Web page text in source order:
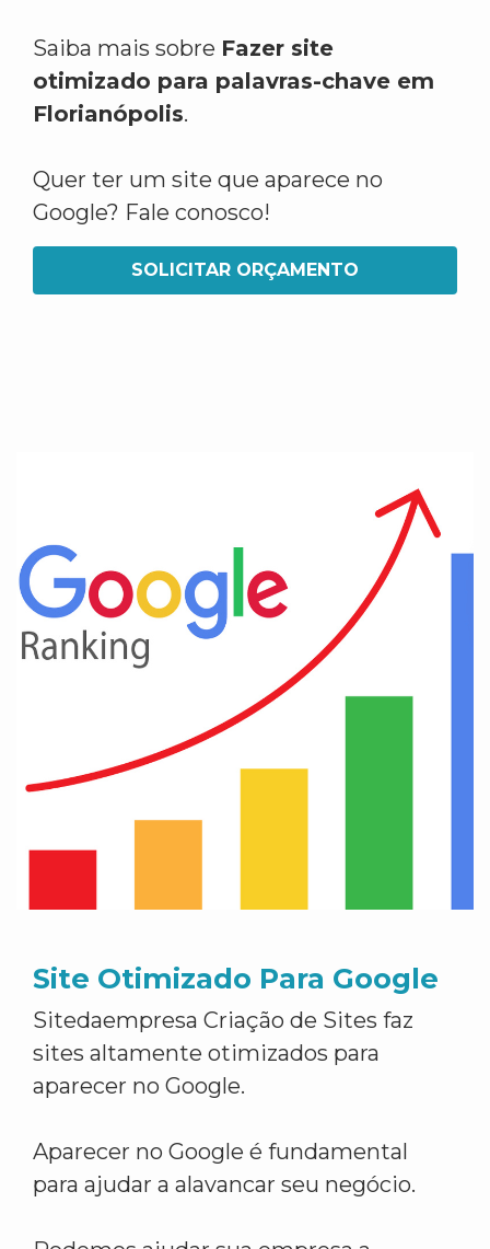
Saiba mais sobre Fazer site
otimizado para palavras-chave em
Florianópolis.
Quer ter um site que aparece no
Google? Fale conosco!
SOLICITAR ORÇAMENTO
Site Otimizado Para Google
Sitedaempresa Criação de Sites faz
sites altamente otimizados para
aparecer no Google.
Aparecer no Google é fundamental
para ajudar a alavancar seu negócio.